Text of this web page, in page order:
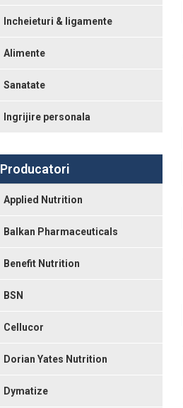
Incheieturi & ligamente
Alimente
Sanatate
Ingrijire personala
Producatori
Applied Nutrition
Balkan Pharmaceuticals
Benefit Nutrition
BSN
Cellucor
Dorian Yates Nutrition
Dymatize